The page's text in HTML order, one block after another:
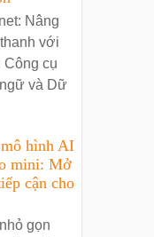
Nâng
với
Công cụ
và Dữ
hình AI
mini: Mở
cận cho
gọn